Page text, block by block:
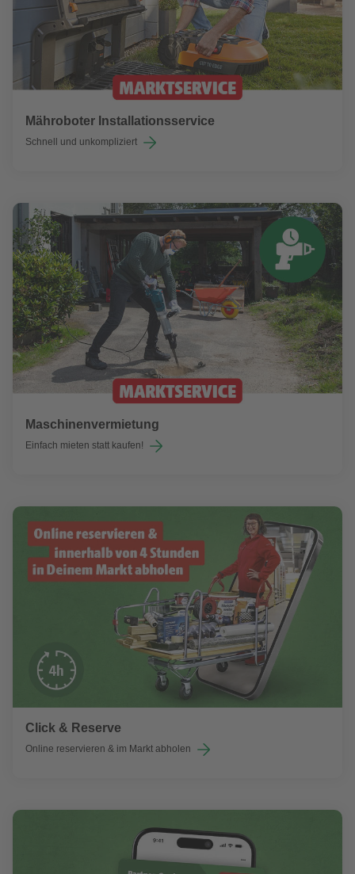
Mähroboter Installationsservice
Schnell und unkompliziert
Maschinenvermietung
Einfach mieten statt kaufen!
Click & Reserve
Online reservieren & im Markt abholen